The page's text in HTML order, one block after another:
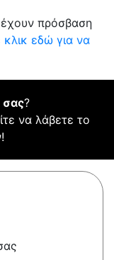
πρόσβαση
κλικ εδώ για να
σας?
να λάβετε το